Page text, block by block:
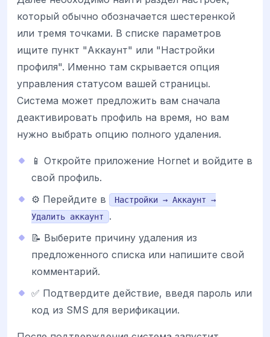
который обычно обозначается шестеренкой
или тремя точками. В списке параметров
ищите пункт "Аккаунт" или "Настройки
профиля". Именно там скрывается опция
управления статусом вашей страницы.
Система может предложить вам сначала
деактивировать профиль на время, но вам
нужно выбрать опцию полного удаления.
📱 Откройте приложение Hornet и войдите в
свой профиль.
⚙️ Перейдите в
Настройки → Аккаунт →
Удалить аккаунт
.
📝 Выберите причину удаления из
предложенного списка или напишите свой
комментарий.
✅ Подтвердите действие, введя пароль или
код из SMS для верификации.